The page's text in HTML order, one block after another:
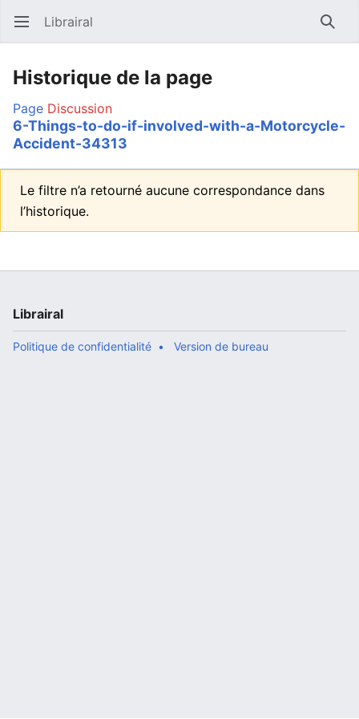
Ouvrir le menu principal Librairal
Historique de la page
Page Discussion
6-Things-to-do-if-involved-with-a-Motorcycle-
Accident-34313
Le filtre n’a retourné aucune correspondance dans
l’historique.
Librairal
Politique de confidentialité Version de bureau